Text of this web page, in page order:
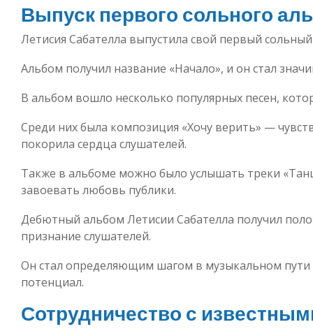
Выпуск первого сольного
Летисия Сабателла выпустила свой первый
Альбом получил название «Начало», и он стал
В альбом вошло несколько популярных песен,
Среди них была композиция «Хочу верить» —
покорила сердца слушателей.
Также в альбоме можно было услышать треки
завоевать любовь публики.
Дебютный альбом Летисии Сабателла получил
признание слушателей.
Он стал определяющим шагом в музыкальном
потенциал.
Сотрудничество с